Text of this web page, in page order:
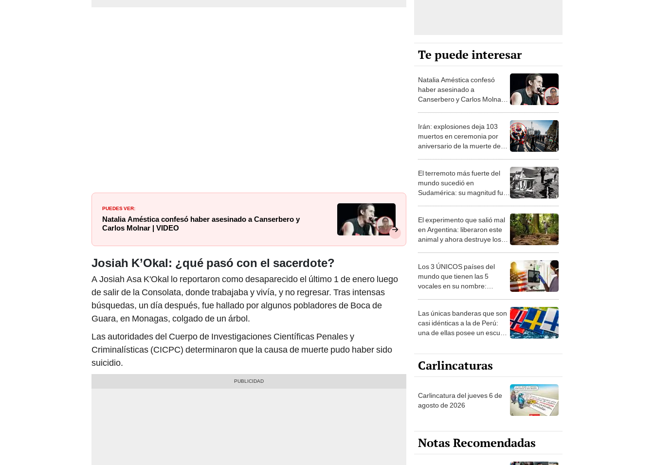
PUEDES VER:
Natalia Améstica confesó haber asesinado a Canserbero y
Carlos Molnar | VIDEO
Josiah K’Okal: ¿qué pasó con el sacerdote?
A Josiah Asa K'Okal lo reportaron como desaparecido el último 1 de enero luego
de salir de la Consolata, donde trabajaba y vivía, y no regresar. Tras intensas
búsquedas, un día después, fue hallado por algunos pobladores de Boca de
Guara, en Monagas, colgado de un árbol.
Las autoridades del Cuerpo de Investigaciones Científicas Penales y
Criminalísticas (CICPC) determinaron que la causa de muerte pudo haber sido
suicidio.
Te puede interesar
Natalia Améstica confesó
haber asesinado a
Canserbero y Carlos Molnar |
Irán: explosiones deja 103
muertos en ceremonia por
aniversario de la muerte de
El terremoto más fuerte del
mundo sucedió en
Sudamérica: su magnitud fue
El experimento que salió mal
en Argentina: liberaron este
animal y ahora destruye los
Los 3 ÚNICOS países del
mundo que tienen las 5
vocales en su nombre:
Las únicas banderas que son
casi idénticas a la de Perú:
una de ellas posee un escudo
Carlincaturas
Carlincatura del jueves 6 de
agosto de 2026
Notas Recomendadas